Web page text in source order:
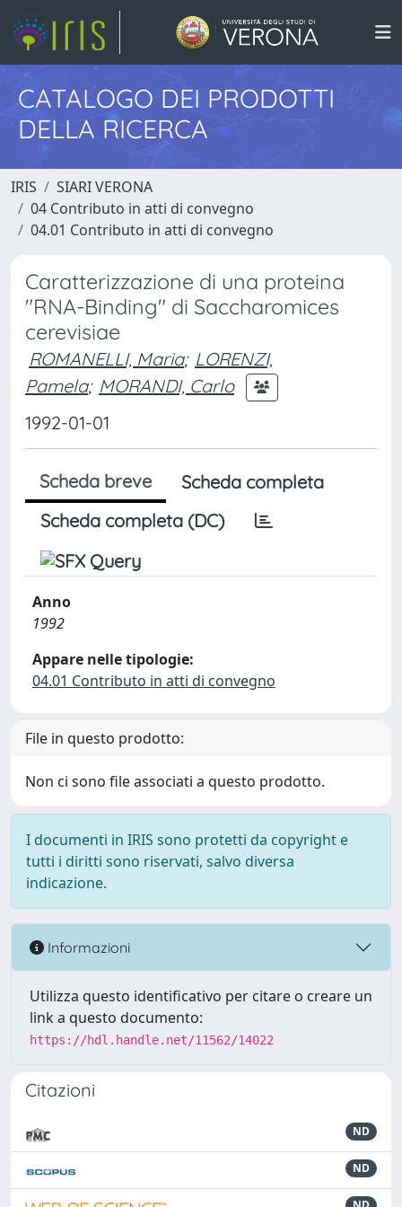
CATALOGO DEI PRODOTTI
DELLA RICERCA
IRIS
SIARI VERONA
04 Contributo in atti di convegno
04.01 Contributo in atti di convegno
Caratterizzazione di una proteina
"RNA-Binding" di Saccharomices
cerevisiae
ROMANELLI, Maria; LORENZI,
Pamela; MORANDI, Carlo
1992-01-01
Scheda breve
Scheda completa
Scheda completa (DC)
Anno
1992
Appare nelle tipologie:
04.01 Contributo in atti di convegno
File in questo prodotto:
Non ci sono file associati a questo prodotto.
I documenti in IRIS sono protetti da copyright e
tutti i diritti sono riservati, salvo diversa
indicazione.
Informazioni
Utilizza questo identificativo per citare o creare un
link a questo documento:
https://hdl.handle.net/11562/14022
Citazioni
ND
ND